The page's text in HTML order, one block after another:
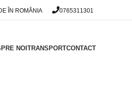
ÎN ROMÂNIA 0765311301
NOITRANSPORTCONTACT